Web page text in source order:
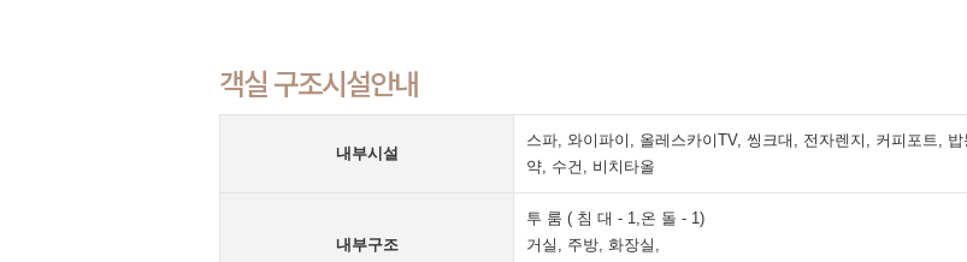
객실 구조시설안내
내부시설
스파, 와이파이, 올레스카이TV, 씽크대, 전자렌지, 커피포트,
약, 수건, 비치타올
내부구조
투 룸 ( 침 대 - 1,온 돌 - 1)
거실, 주방, 화장실,